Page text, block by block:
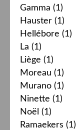
Gamma (1)
Hauster (1)
Hellébore (1)
La (1)
Liège (1)
Moreau (1)
Murano (1)
Ninette (1)
Noël (1)
Ramaekers (1)